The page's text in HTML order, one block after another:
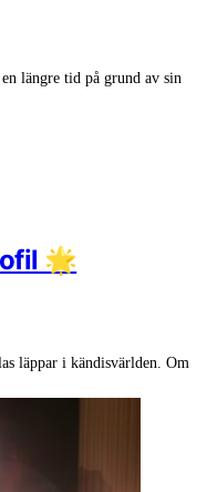
längre tid på grund av sin
🌟
läppar i kändisvärlden. Om